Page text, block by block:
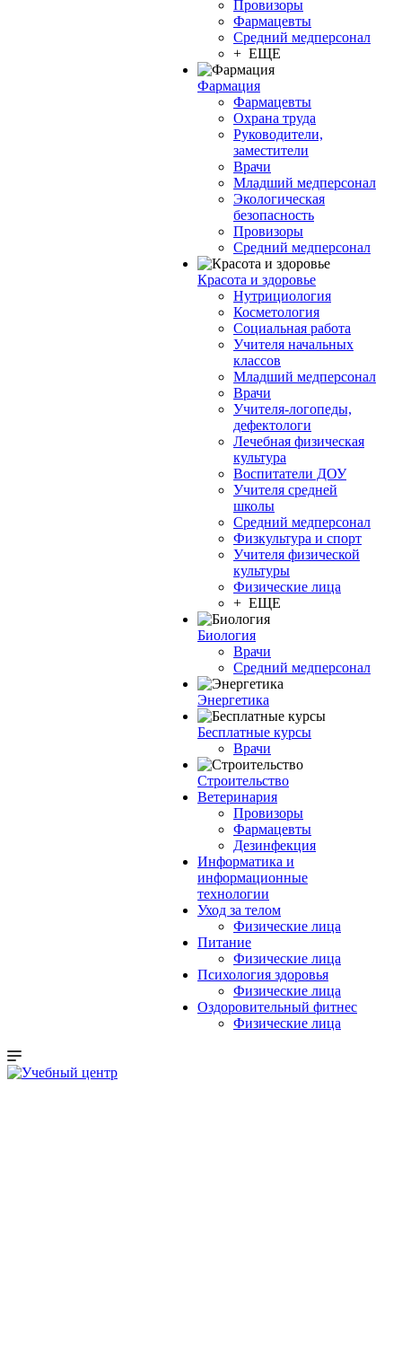
Провизоры
Фармацевты
Средний медперсонал
+ ЕЩЕ
Фармация
Фармацевты
Охрана труда
Руководители,
заместители
Врачи
Младший медперсонал
Экологическая
безопасность
Провизоры
Средний медперсонал
Красота и здоровье
Нутрициология
Косметология
Социальная работа
Учителя начальных
классов
Младший медперсонал
Врачи
Учителя-логопеды,
дефектологи
Лечебная физическая
культура
Воспитатели ДОУ
Учителя средней
школы
Средний медперсонал
Физкультура и спорт
Учителя физической
культуры
Физические лица
+ ЕЩЕ
Биология
Врачи
Средний медперсонал
Энергетика
Бесплатные курсы
Врачи
Строительство
Ветеринария
Провизоры
Фармацевты
Дезинфекция
Информатика и
информационные
технологии
Уход за телом
Физические лица
Питание
Физические лица
Психология здоровья
Физические лица
Оздоровительный фитнес
Физические лица